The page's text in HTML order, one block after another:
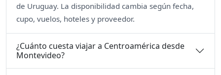
de Uruguay. La disponibilidad cambia según fecha,
cupo, vuelos, hoteles y proveedor.
¿Cuánto cuesta viajar a Centroamérica desde
Montevideo?